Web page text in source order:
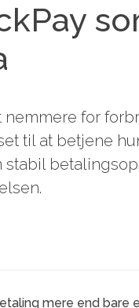
for
til at betjene
stabil
mere end